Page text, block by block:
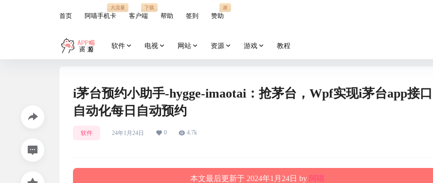
首页 阿喵手机卡
大流量
客户端
下载
帮助 签到 赞助
谢
软件 电视 网站 资源 游戏 教程
i茅台预约小助手-hygge-imaotai：抢茅台，Wpf实现i茅台app接口
自动化每日自动预约
软件 24年1月24日 0 4.7k
本文最后更新于 2024年1月24日 by 阿喵